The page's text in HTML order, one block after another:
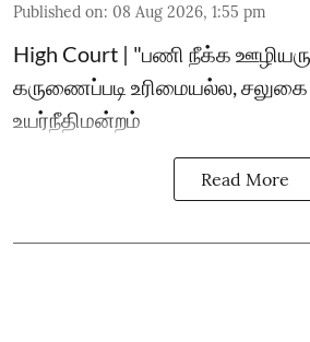
Published on: 08 Aug 2026, 1:55 pm
High Court | "பணி நீக்க
கருணைப்படி உரிமையல்ல,
உயர்நீதிமன்றம்
Read More